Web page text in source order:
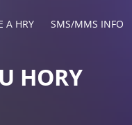
A HRY SMS/MMS INFO
HORY